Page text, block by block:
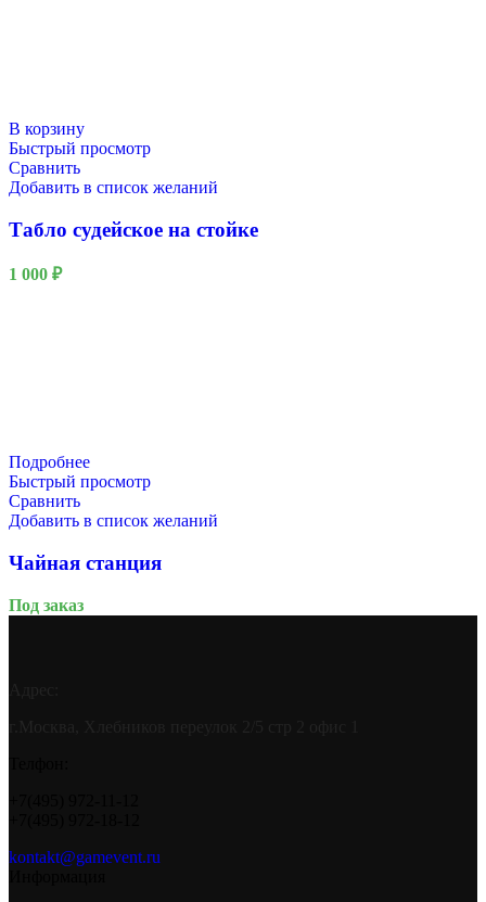
В корзину
Быстрый просмотр
Сравнить
Добавить в список желаний
Табло судейское на стойке
1 000 ₽
Подробнее
Быстрый просмотр
Сравнить
Добавить в список желаний
Чайная станция
Под заказ
kontakt@gamevent.ru